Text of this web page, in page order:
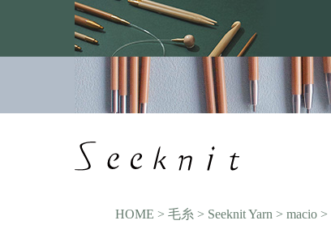
HOME 毛糸 Seeknit Yarn macio